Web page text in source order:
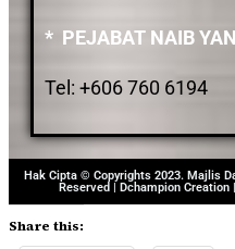
* PEJABAT NAIB
Tel: +606 760 6194
Hak Cipta © Copyrights 2023. Majlis
Reserved | Dchampion
Share this: